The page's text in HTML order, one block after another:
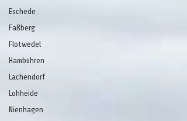
Eschede
Faßberg
Flotwedel
Hambühren
Lachendorf
Lohheide
Nienhagen